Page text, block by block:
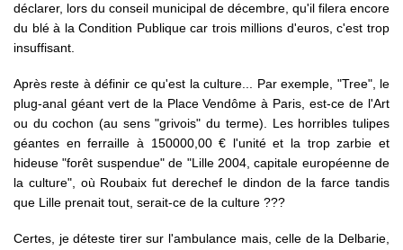
déclarer, lors du conseil municipal de décembre, qu'il filera encore
du blé à la Condition Publique car trois millions d'euros, c'est trop
insuffisant.
Après reste à définir ce qu'est la culture... Par exemple, "Tree", le
plug-anal géant vert de la Place Vendôme à Paris, est-ce de l'Art
ou du cochon (au sens "grivois" du terme). Les horribles tulipes
géantes en ferraille à 150000,00 € l'unité et la trop zarbie et
hideuse "forêt suspendue" de "Lille 2004, capitale européenne de
la culture", où Roubaix fut derechef le dindon de la farce tandis
que Lille prenait tout, serait-ce de la culture ???
Certes, je déteste tirer sur l'ambulance mais, celle de la Delbarie,